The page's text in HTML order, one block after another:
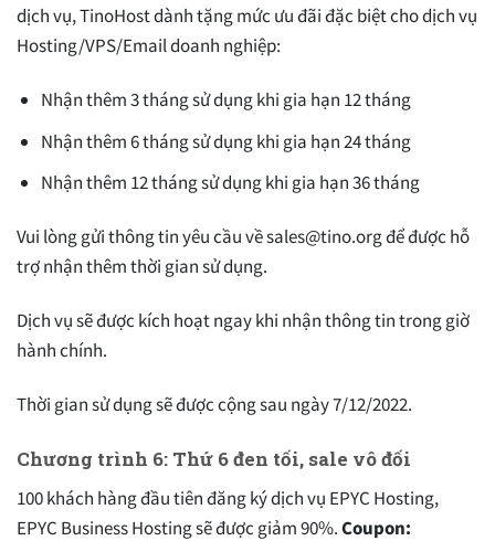
dịch vụ, TinoHost dành tặng mức ưu đãi đặc biệt cho dịch vụ
Hosting/VPS/Email doanh nghiệp:
Nhận thêm 3 tháng sử dụng khi gia hạn 12 tháng
Nhận thêm 6 tháng sử dụng khi gia hạn 24 tháng
Nhận thêm 12 tháng sử dụng khi gia hạn 36 tháng
Vui lòng gửi thông tin yêu cầu vềsales@tino.orgđể được hỗ
trợ nhận thêm thời gian sử dụng.
Dịch vụ sẽ được kích hoạt ngay khi nhận thông tin trong giờ
hành chính.
Thời gian sử dụng sẽ được cộng sau ngày 7/12/2022.
Chương trình 6: Thứ 6 đen tối, sale vô đối
100 khách hàng đầu tiên đăng ký dịch vụ EPYC Hosting,
EPYC Business Hosting sẽ được giảm 90%.Coupon: